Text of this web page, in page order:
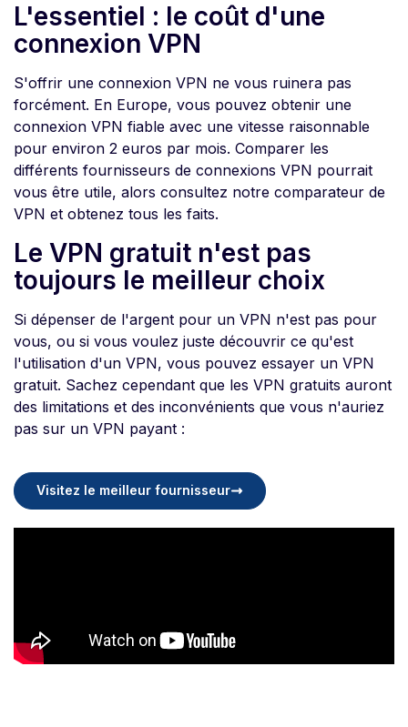
L'essentiel : le coût d'une
connexion VPN
S'offrir une connexion VPN ne vous ruinera pas
forcément. En Europe, vous pouvez obtenir une
connexion VPN fiable avec une vitesse raisonnable
pour environ 2 euros par mois. Comparer les
différents fournisseurs de connexions VPN pourrait
vous être utile, alors consultez notre comparateur de
VPN et obtenez tous les faits.
Le VPN gratuit n'est pas
toujours le meilleur choix
Si dépenser de l'argent pour un VPN n'est pas pour
vous, ou si vous voulez juste découvrir ce qu'est
l'utilisation d'un VPN, vous pouvez essayer un VPN
gratuit. Sachez cependant que les VPN gratuits auront
des limitations et des inconvénients que vous n'auriez
pas sur un VPN payant :
Visitez le meilleur fournisseur